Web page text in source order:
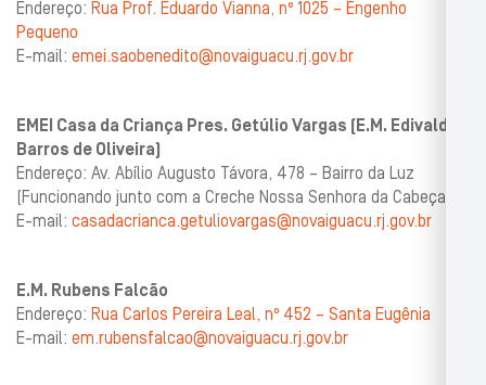
Endereço: Rua Prof. Eduardo Vianna, nº 1025 – Engenho
Pequeno
E-mail: emei.saobenedito@novaiguacu.rj.gov.br
EMEI Casa da Criança Pres. Getúlio Vargas (E.M. Edivaldo
Barros de Oliveira)
Endereço: Av. Abílio Augusto Távora, 478 – Bairro da Luz
(Funcionando junto com a Creche Nossa Senhora da Cabeça)
E-mail: casadacrianca.getuliovargas@novaiguacu.rj.gov.br
E.M. Rubens Falcão
Endereço: Rua Carlos Pereira Leal, nº 452 – Santa Eugênia
E-mail: em.rubensfalcao@novaiguacu.rj.gov.br